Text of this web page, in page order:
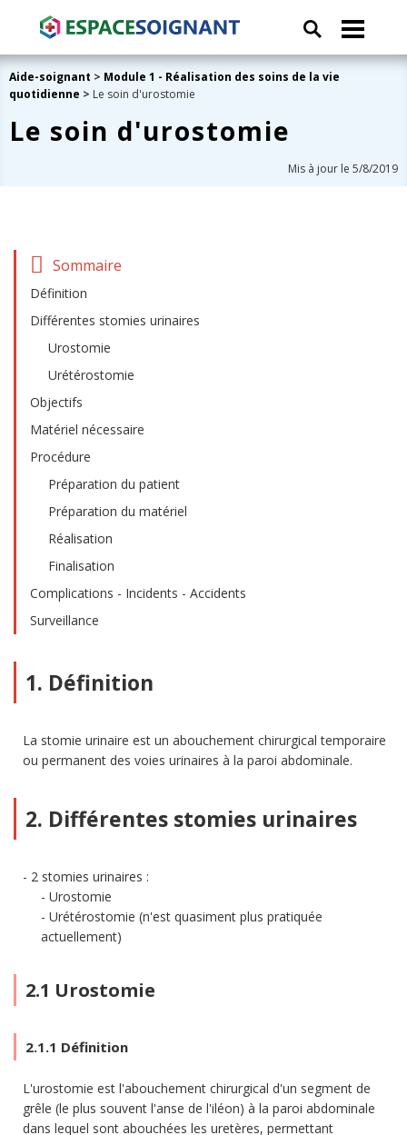
Aide-soignant > Module 1 - Réalisation des soins de la vie
quotidienne > Le soin d'urostomie
Le soin d'urostomie
Mis à jour le 5/8/2019
Sommaire
Définition
Différentes stomies urinaires
Urostomie
Urétérostomie
Objectifs
Matériel nécessaire
Procédure
Préparation du patient
Préparation du matériel
Réalisation
Finalisation
Complications - Incidents - Accidents
Surveillance
1. Définition
La stomie urinaire est un abouchement chirurgical temporaire
ou permanent des voies urinaires à la paroi abdominale.
2. Différentes stomies urinaires
2 stomies urinaires :
Urostomie
Urétérostomie (n'est quasiment plus pratiquée
actuellement)
2.1 Urostomie
2.1.1 Définition
L'urostomie est l'abouchement chirurgical d'un segment de
grêle (le plus souvent l'anse de l'iléon) à la paroi abdominale
dans lequel sont abouchées les uretères, permettant